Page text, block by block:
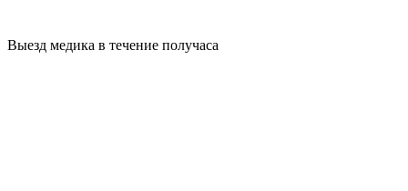
Выезд медика в течение получаса